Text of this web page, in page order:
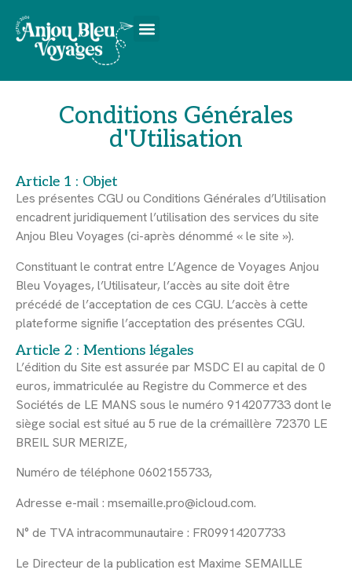
Conditions Générales
d'Utilisation
Article 1 : Objet
Les présentes CGU ou Conditions Générales d’Utilisation
encadrent juridiquement l’utilisation des services du site
Anjou Bleu Voyages (ci-après dénommé « le site »).
Constituant le contrat entre L’Agence de Voyages Anjou
Bleu Voyages, l’Utilisateur, l’accès au site doit être
précédé de l’acceptation de ces CGU. L’accès à cette
plateforme signifie l’acceptation des présentes CGU.
Article 2 : Mentions légales
L’édition du Site est assurée par MSDC EI au capital de 0
euros, immatriculée au Registre du Commerce et des
Sociétés de LE MANS sous le numéro 914207733 dont le
siège social est situé au 5 rue de la crémaillère 72370 LE
BREIL SUR MERIZE,
Numéro de téléphone 0602155733,
Adresse e-mail : msemaille.pro@icloud.com.
N° de TVA intracommunautaire : FR09914207733
Le Directeur de la publication est Maxime SEMAILLE